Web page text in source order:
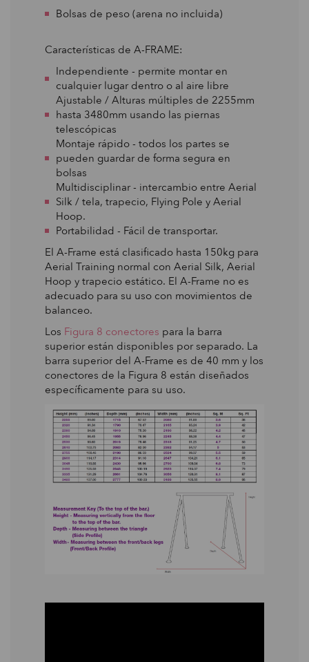
Bolsas de peso (arena no incluida)
Características de A-FRAME:
Independiente - permite montar en
cualquier lugar dentro o al aire libre
Ajustable / Alturas múltiples de 2255mm
hasta 3480mm usando las piernas
telescópicas
Montaje rápido - todos los partes se
pueden guardar de forma segura en
bolsas
Multidisciplinar - intercambio entre Aerial
Silk / tela, trapecio, Flying Pole y Aerial
Hoop.
Portabilidad - Fácil de transportar.
El A-Frame está clasificado hasta 150kg para
Aerial Training normal con Aerial Silk, Aerial
Hoop y trapecio estático. El A-Frame no es
adecuado para su uso con movimientos de
balanceo.
Los Figura 8 conectores para la barra
superior están disponibles por separado. La
barra superior del A-Frame es de 40 mm y los
conectores de la Figura 8 están diseñados
específicamente para su uso.